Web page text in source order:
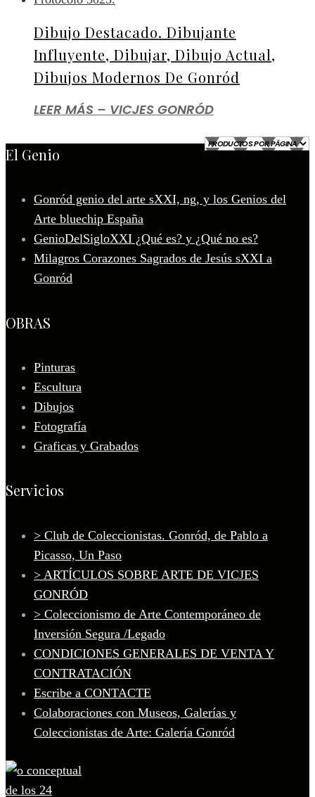
Dibujo Destacado. Dibujante
Influyente, Dibujar, Dibujo Actual,
Dibujos Modernos De Gonród
LEER MÁS – VICJES GONRÓD
El Genio
Gonród genio del arte sXXI, ng, y los Genios del
Arte bluechip España
GenioDelSigloXXI ¿Qué es? y ¿Qué no es?
Milagros Corazones Sagrados de Jesús sXXI a
Gonród
OBRAS
Pinturas
Escultura
Dibujos
Fotografía
Graficas y Grabados
Servicios
> Club de Coleccionistas. Gonród, de Pablo a
Picasso, Un Paso
> ARTÍCULOS SOBRE ARTE DE VICJES
GONRÓD
> Coleccionismo de Arte Contemporáneo de
Inversión Segura /Legado
CONDICIONES GENERALES DE VENTA Y
CONTRATACIÓN
Escribe a CONTACTE
Colaboraciones con Museos, Galerías y
Coleccionistas de Arte: Galería Gonród